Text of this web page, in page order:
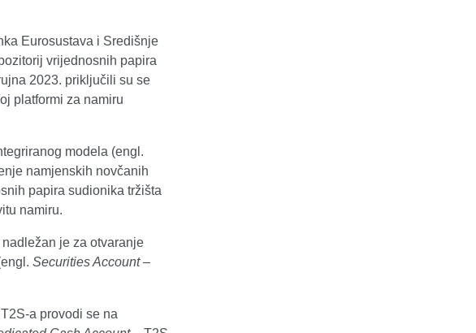
Eurosustava i Središnje
vrijednosnih papira
2023. priključili su se
platformi za namiru
modela (engl.
namjenskih novčanih
papira sudionika tržišta
namiru.
nadležan je za otvaranje
Securities Account –
a provodi se na